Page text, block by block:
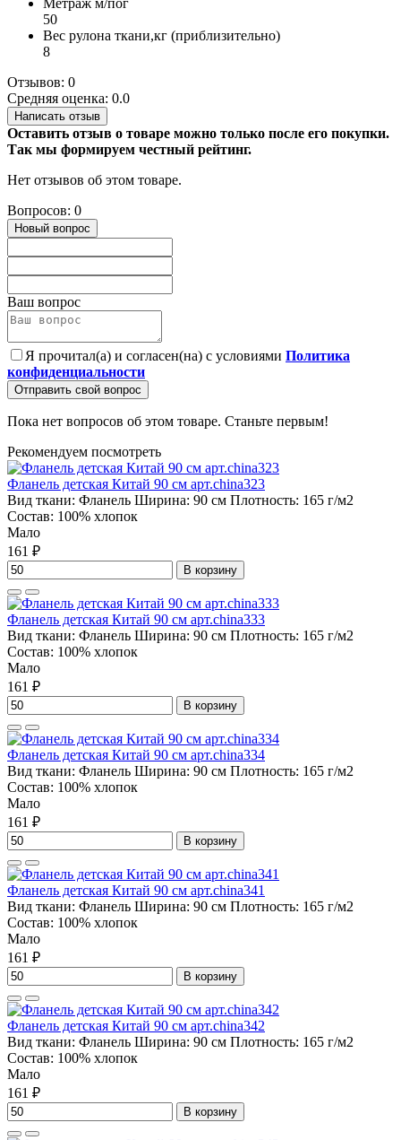
Метраж м/пог
50
Вес рулона ткани,кг (приблизительно)
8
Отзывов: 0
Средняя оценка: 0.0
Написать отзыв
Оставить отзыв о товаре можно только после его покупки.
Так мы формируем честный рейтинг.
Нет отзывов об этом товаре.
Вопросов: 0
Новый вопрос
Ваш вопрос
Я прочитал(а) и согласен(на) с условиями Политика
конфиденциальности
Отправить свой вопрос
Пока нет вопросов об этом товаре. Станьте первым!
Рекомендуем посмотреть
Фланель детская Китай 90 см арт.china323
Вид ткани: Фланель Ширина: 90 см Плотность: 165 г/м2
Состав: 100% хлопок
Мало
161 ₽
В корзину
Фланель детская Китай 90 см арт.china333
Вид ткани: Фланель Ширина: 90 см Плотность: 165 г/м2
Состав: 100% хлопок
Мало
161 ₽
В корзину
Фланель детская Китай 90 см арт.china334
Вид ткани: Фланель Ширина: 90 см Плотность: 165 г/м2
Состав: 100% хлопок
Мало
161 ₽
В корзину
Фланель детская Китай 90 см арт.china341
Вид ткани: Фланель Ширина: 90 см Плотность: 165 г/м2
Состав: 100% хлопок
Мало
161 ₽
В корзину
Фланель детская Китай 90 см арт.china342
Вид ткани: Фланель Ширина: 90 см Плотность: 165 г/м2
Состав: 100% хлопок
Мало
161 ₽
В корзину